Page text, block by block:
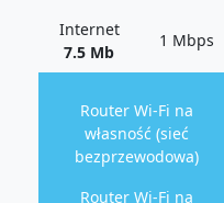
Internet
7.5 Mb
1 Mbps
Router Wi-Fi na
własność (sieć
bezprzewodowa)
Router Wi-Fi na